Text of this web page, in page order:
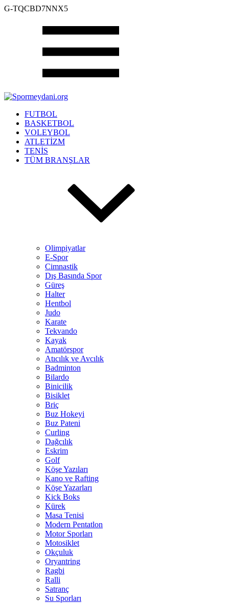
G-TQCBD7NNX5
FUTBOL
BASKETBOL
VOLEYBOL
ATLETİZM
TENİS
TÜM BRANŞLAR
Olimpiyatlar
E-Spor
Cimnastik
Dış Basında Spor
Güreş
Halter
Hentbol
Judo
Karate
Tekvando
Kayak
Amatörspor
Atıcılık ve Avcılık
Badminton
Bilardo
Binicilik
Bisiklet
Briç
Buz Hokeyi
Buz Pateni
Curling
Dağcılık
Eskrim
Golf
Köşe Yazıları
Kano ve Rafting
Köşe Yazarları
Kick Boks
Kürek
Masa Tenisi
Modern Pentatlon
Motor Sporları
Motosiklet
Okçuluk
Oryantring
Ragbi
Ralli
Satranç
Su Sporları